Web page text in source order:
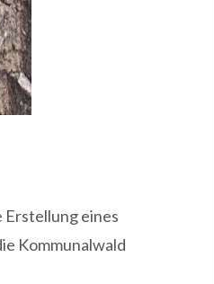
Erstellung eines
Kommunalwald